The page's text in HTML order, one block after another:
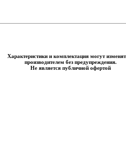
Характеристики и комплектация могут
производителем без предупреждения.
Не является публичной офертой